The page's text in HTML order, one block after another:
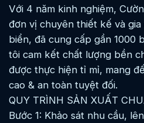
Với 4 năm kinh nghiệm,
đơn vị chuyên thiết kế và
biển, đã cung cấp gần 1000
tôi cam kết chất lượng bền
được thực hiện tỉ mỉ, mang
cao & an toàn tuyệt đối.
QUY TRÌNH SẢN XUẤT
Bước 1: Khảo sát nhu cầu,